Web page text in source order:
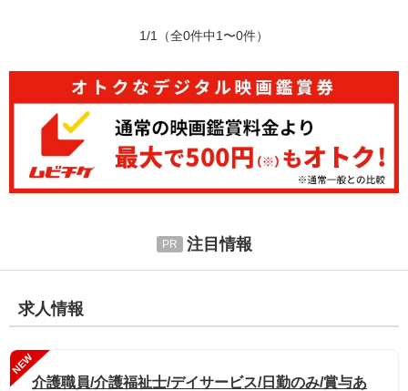
1/1 （全0件中1〜0件）
注目情報
求人情報
NEW
介護職員/介護福祉士/デイサービス/日勤のみ/賞与あ